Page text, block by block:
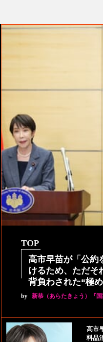
TOP
高市早苗が「公約
けるため、ただそ
背負わされた“極
by 新恭（あらたきょう）『
高市
料品